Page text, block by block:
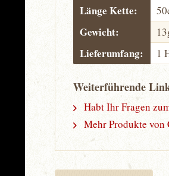
Länge Kette:
Gewicht:
Lieferumfang: 1
Weiterführende
Habt Ihr Fragen
Mehr Produkte von